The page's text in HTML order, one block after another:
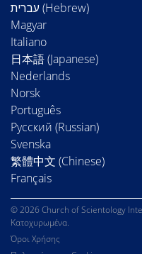
Magyar
Italiano
日本語 (Japanese)
Nederlands
Norsk
Português
Русский (Russian)
Svenska
繁體中文 (Chinese)
Français
© 2026 Church of Scientology
Κατοχυρωμένα.
Όροι Χρήσης